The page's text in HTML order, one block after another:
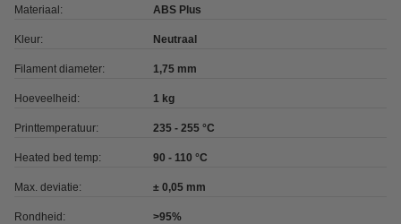
Materiaal: ABS Plus
Kleur: Neutraal
Filament diameter: 1,75 mm
Hoeveelheid: 1 kg
Printtemperatuur: 235 - 255 °C
Heated bed temp: 90 - 110 °C
Max. deviatie: ± 0,05 mm
Rondheid: >95%